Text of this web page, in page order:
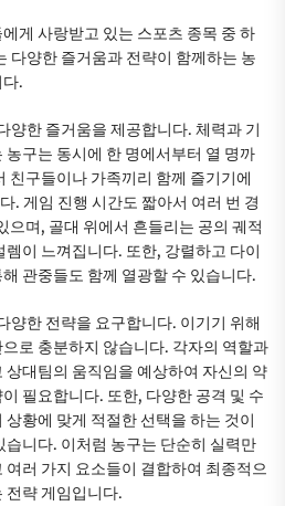
게 사랑받고 있는 스포츠 종목 중 하
다양한 즐거움과 전략이 함께하는 농
.
양한 즐거움을 제공합니다. 체력과 기
농구는 동시에 한 명에서부터 열 명까
친구들이나 가족끼리 함께 즐기기에
. 게임 진행 시간도 짧아서 여러 번 경
으며, 골대 위에서 흔들리는 공의 궤적
렘이 느껴집니다. 또한, 강렬하고 다이
관중들도 함께 열광할 수 있습니다.
양한 전략을 요구합니다. 이기기 위해
로 충분하지 않습니다. 각자의 역할과
상대팀의 움직임을 예상하여 자신의 약
필요합니다. 또한, 다양한 공격 및 수
상황에 맞게 적절한 선택을 하는 것이
습니다. 이처럼 농구는 단순히 실력만
여러 가지 요소들이 결합하여 최종적으
전략 게임입니다.